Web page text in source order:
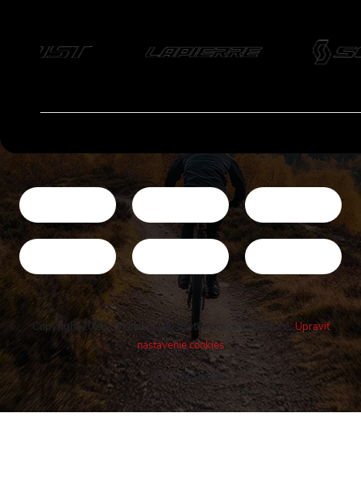
Vytvoril Shoptet
Copyright 2026 Cykloshop.sk. Všetky práva vyhradené.Upraviť
nastavenie cookies